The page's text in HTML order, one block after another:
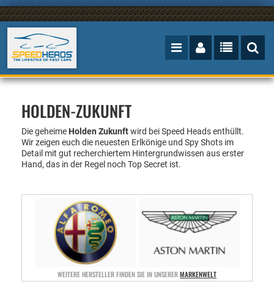
HOLDEN-ZUKUNFT
Die geheime Holden Zukunftwird bei Speed Heads enthüllt.
Wir zeigen euch die neuesten Erlkönige und Spy Shots im
Detail mit gut recherchiertem Hintergrundwissen aus erster
Hand, das in der Regel noch Top Secret ist.
WEITERE HERSTELLER FINDEN SIE IN UNSERERMARKENWELT